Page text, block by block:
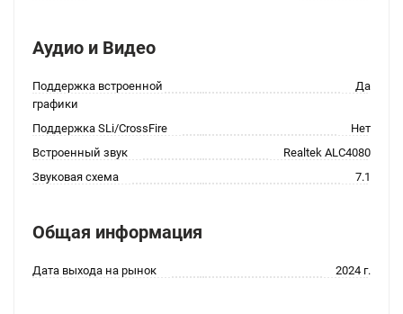
Аудио и Видео
Поддержка встроенной
графики
Да
Поддержка SLi/CrossFire
Нет
Встроенный звук
Realtek ALC4080
Звуковая схема
7.1
Общая информация
Дата выхода на рынок 2024 г.